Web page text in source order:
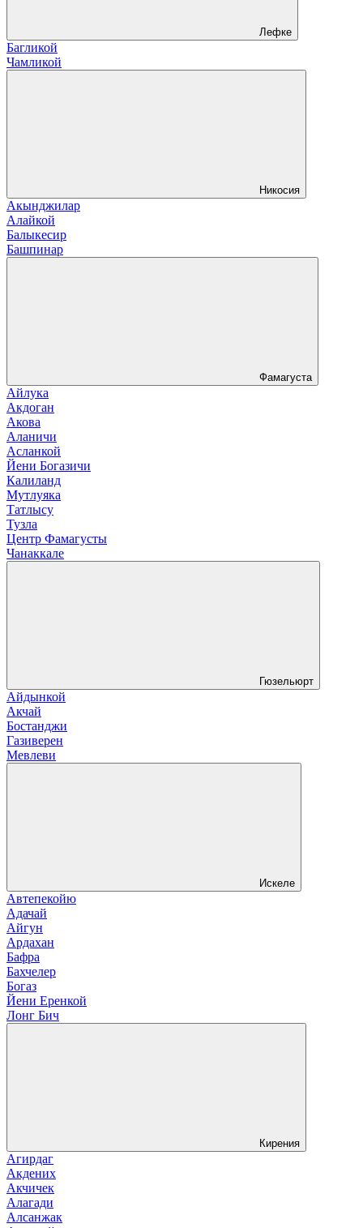
Лефке
Багликой
Чамликой
Никосия
Акынджилар
Алайкой
Балыкесир
Башпинар
Фамагуста
Айлука
Акдоган
Акова
Аланичи
Асланкой
Йени Богазичи
Калиланд
Мутлуяка
Татлысу
Тузла
Центр Фамагусты
Чанаккале
Гюзельюрт
Айдынкой
Акчай
Бостанджи
Газиверен
Мевлеви
Искеле
Автепекойю
Адачай
Айгун
Ардахан
Бафра
Бахчелер
Богаз
Йени Еренкой
Лонг Бич
Кирения
Агирдаг
Акдених
Акчичек
Алагади
Алсанжак